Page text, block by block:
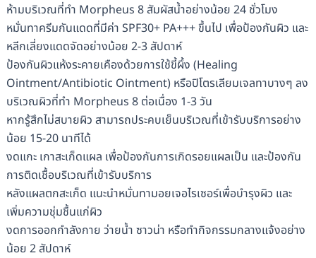
ห้ามบริเวณที่ทำ Morpheus 8 สัมผัสน้ำอย่างน้อย 24 ชั่วโมง
หมั่นทาครีมกันแดดที่มีค่า SPF30+ PA+++ ขึ้นไป เพื่อป้องกันผิว และ
หลีกเลี่ยงแดดจัดอย่างน้อย 2-3 สัปดาห์
ป้องกันผิวแห้งระคายเคืองด้วยการใช้ขี้ผึ้ง (Healing
Ointment/Antibiotic Ointment) หรือปิโตรเลียมเจลทาบางๆ ลง
บริเวณผิวที่ทำ Morpheus 8 ต่อเนื่อง 1-3 วัน
หากรู้สึกไม่สบายผิว สามารถประคบเย็นบริเวณที่เข้ารับบริการอย่าง
น้อย 15-20 นาทีได้
งดแกะ เกาสะเก็ดแผล เพื่อป้องกันการเกิดรอยแผลเป็น และป้องกัน
การติดเชื้อบริเวณที่เข้ารับบริการ
หลังแผลตกสะเก็ด แนะนำหมั่นทามอยเจอไรเซอร์เพื่อบำรุงผิว และ
เพิ่มความชุ่มชื้นแก่ผิว
งดการออกกำลังกาย ว่ายน้ำ ซาวน่า หรือทำกิจกรรมกลางแจ้งอย่าง
น้อย 2 สัปดาห์